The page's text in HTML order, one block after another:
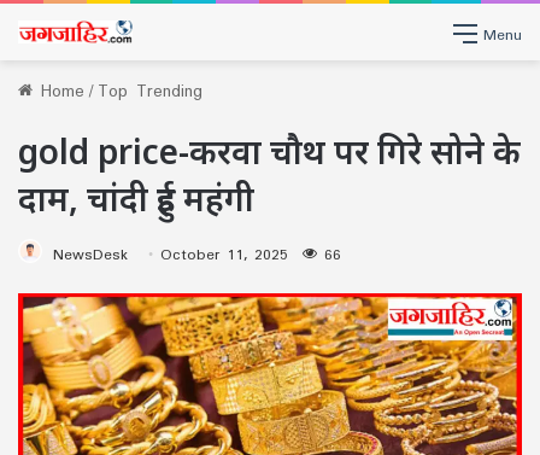
Menu
Home/Top Trending
gold price-करवा चौथ पर गिरे सोने के
दाम, चांदी हुई महंगी
NewsDesk October 11, 2025 66